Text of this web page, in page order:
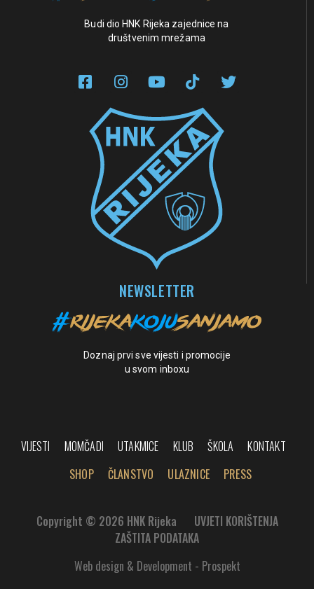
Budi dio HNK Rijeka zajednice na
društvenim mrežama
NEWSLETTER
Doznaj prvi sve vijesti i promocije
u svom inboxu
VIJESTI MOMČADI UTAKMICE KLUB ŠKOLA
KONTAKT
SHOP
ČLANSTVO ULAZNICE PRESS
Copyright © 2026 HNK Rijeka
UVJETI KORIŠTENJA
ZAŠTITA PODATAKA
Web design & Development - Prospekt